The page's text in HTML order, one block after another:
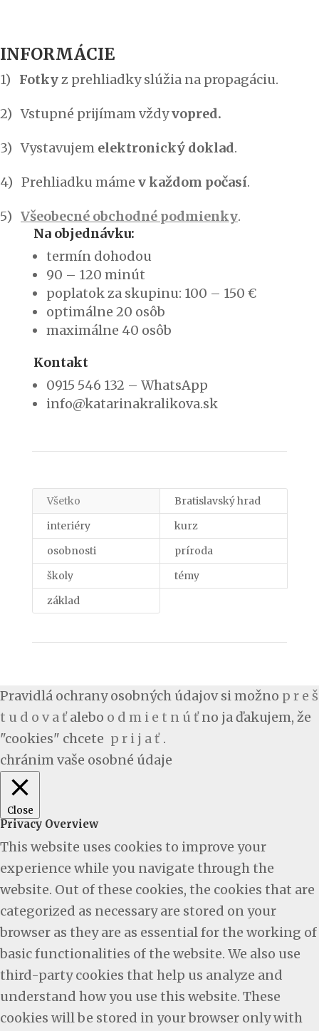
INFORMÁCIE
1) Fotkyz prehliadky slúžia na propagáciu.
2) Vstupné prijímam vždyvopred.
3) Vystavujem elektronický doklad.
4) Prehliadku máme v každom počasí.
5) Všeobecné obchodné podmienky.
Na objednávku:
termín dohodou
90 – 120 minút
poplatok za skupinu: 100 – 150 €
optimálne 20 osôb
maximálne 40 osôb
Kontakt
0915 546 132 – WhatsApp
info@katarinakralikova.sk
Všetko
Bratislavský hrad
interiéry
kurz
osobnosti
príroda
školy
témy
základ
Pravidlá ochrany osobných údajov si možno p r e š
t u d o v a ťalebo o d m i e t n ú ťno ja ďakujem, že
"cookies" chcete p r i j a ť .
chránim vaše osobné údaje
Close
Privacy Overview
This website uses cookies to improve your
experience while you navigate through the
website. Out of these cookies, the cookies that are
categorized as necessary are stored on your
browser as they are as essential for the working of
basic functionalities of the website. We also use
third-party cookies that help us analyze and
understand how you use this website. These
cookies will be stored in your browser only with